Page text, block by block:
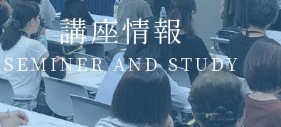
講座情報
SEMINER AND STUDY